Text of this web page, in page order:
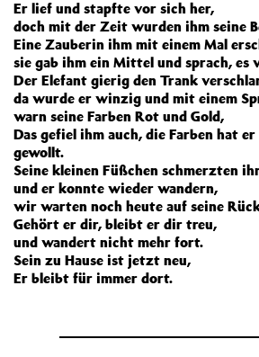
Er lief und stapfte vor sich her,
doch mit der Zeit wurden ihm seine
Eine Zauberin ihm mit einem Mal
sie gab ihm ein Mittel und sprach, es
Der Elefant gierig den Trank
da wurde er winzig und mit einem
warn seine Farben Rot und Gold,
Das gefiel ihm auch, die Farben hat
gewollt.
Seine kleinen Füßchen schmerzten
und er konnte wieder wandern,
wir warten noch heute auf seine
Gehört er dir, bleibt er dir treu,
und wandert nicht mehr fort.
Sein zu Hause ist jetzt neu,
Er bleibt für immer dort.